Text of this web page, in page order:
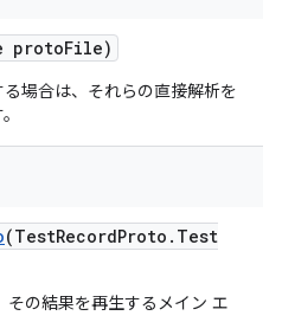
protoFile)
場合は、それらの直接解析を
(TestRecordProto . Test
の結果を再生するメイン エ